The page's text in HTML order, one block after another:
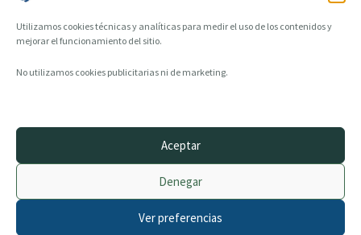
Utilizamos cookies técnicas y analíticas para medir el uso de los contenidos y
mejorar el funcionamiento del sitio.
No utilizamos cookies publicitarias ni de marketing.
Aceptar
Denegar
Ver preferencias
© 2014–2026 creandotuprovincia.es · Todos los derechos reservados
Política de Cookies